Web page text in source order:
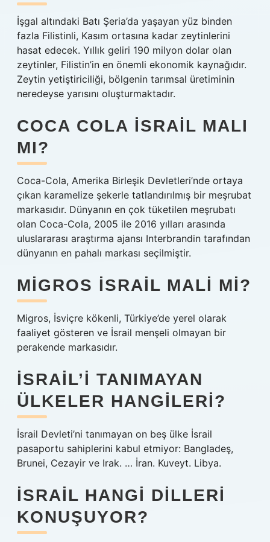
İşgal altındaki Batı Şeria’da yaşayan yüz binden
fazla Filistinli, Kasım ortasına kadar zeytinlerini
hasat edecek. Yıllık geliri 190 milyon dolar olan
zeytinler, Filistin’in en önemli ekonomik kaynağıdır.
Zeytin yetiştiriciliği, bölgenin tarımsal üretiminin
neredeyse yarısını oluşturmaktadır.
COCA COLA İSRAIL MALI
MI?
Coca-Cola, Amerika Birleşik Devletleri’nde ortaya
çıkan karamelize şekerle tatlandırılmış bir meşrubat
markasıdır. Dünyanın en çok tüketilen meşrubatı
olan Coca-Cola, 2005 ile 2016 yılları arasında
uluslararası araştırma ajansı Interbrandin tarafından
dünyanın en pahalı markası seçilmiştir.
MIGROS İSRAIL MALI MI?
Migros, İsviçre kökenli, Türkiye’de yerel olarak
faaliyet gösteren ve İsrail menşeli olmayan bir
perakende markasıdır.
İSRAIL’I TANIMAYAN
ÜLKELER HANGILERI?
İsrail Devleti’ni tanımayan on beş ülke İsrail
pasaportu sahiplerini kabul etmiyor: Bangladeş,
Brunei, Cezayir ve Irak. … İran. Kuveyt. Libya.
İSRAIL HANGI DILLERI
KONUŞUYOR?